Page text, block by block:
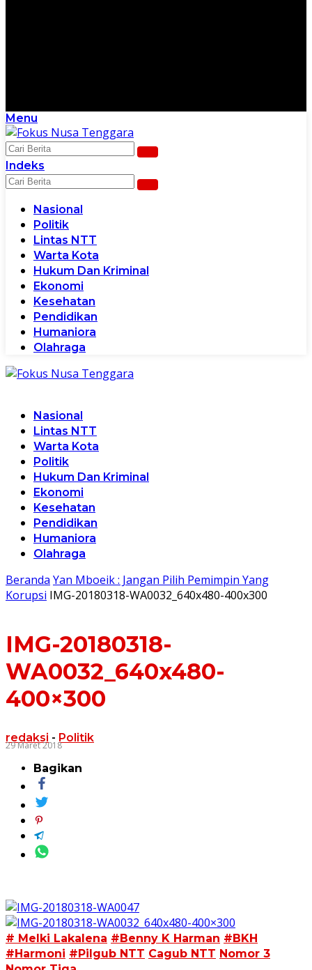
Menu
Indeks
Nasional
Politik
Lintas NTT
Warta Kota
Hukum Dan Kriminal
Ekonomi
Kesehatan
Pendidikan
Humaniora
Olahraga
Nasional
Lintas NTT
Warta Kota
Politik
Hukum Dan Kriminal
Ekonomi
Kesehatan
Pendidikan
Humaniora
Olahraga
Beranda Yan Mboeik : Jangan Pilih Pemimpin Yang
Korupsi IMG-20180318-WA0032_640x480-400x300
IMG-20180318-
WA0032_640x480-
400×300
redaksi - Politik
29 Maret 2018
Bagikan
# Melki Lakalena #Benny K Harman #BKH
#Harmoni #Pilgub NTT Cagub NTT Nomor 3